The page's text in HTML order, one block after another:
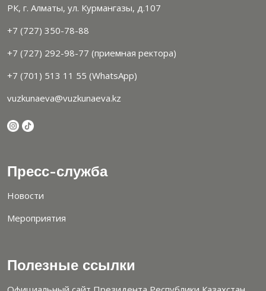
РК, г. Алматы, ул. Курмангазы, д.107
+7 (727) 350-78-88
+7 (727) 292-98-77 (приемная ректора)
+7 (701) 513 11 55 (WhatsApp)
vuzkunaeva@vuzkunaeva.kz
Пресс-служба
Новости
Мероприятия
Полезные ссылки